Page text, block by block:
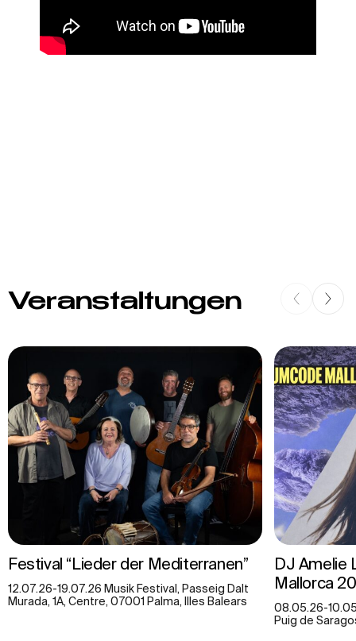
Veranstaltungen
Festival “Lieder der Mediterranen”
12.07.26-19.07.26 Musik Festival, Passeig Dalt
Murada, 1A, Centre, 07001 Palma, Illes Balears
DJ Amelie
Mallorca
08.05.26-
Puig de